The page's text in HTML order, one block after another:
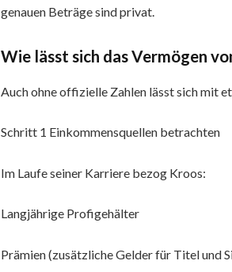
genauen Beträge sind privat.
Wie lässt sich das Vermögen
Auch ohne offizielle Zahlen lässt sich mit
Schritt 1 Einkommensquellen betrachten
Im Laufe seiner Karriere bezog Kroos:
Langjährige Profigehälter
Prämien (zusätzliche Gelder für Titel und